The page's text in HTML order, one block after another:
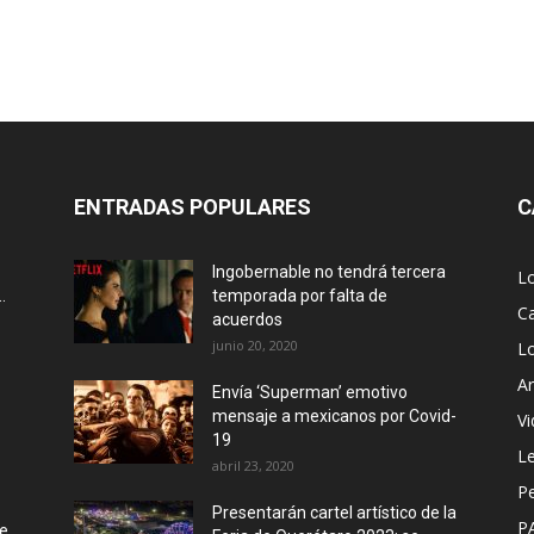
ENTRADAS POPULARES
Ingobernable no tendrá tercera
temporada por falta de
acuerdos
junio 20, 2020
Envía ‘Superman’ emotivo
mensaje a mexicanos por Covid-
19
abril 23, 2020
Presentarán cartel artístico de la